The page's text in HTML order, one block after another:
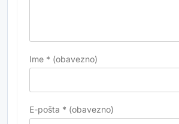
Ime * (obavezno)
E-pošta * (obavezno)